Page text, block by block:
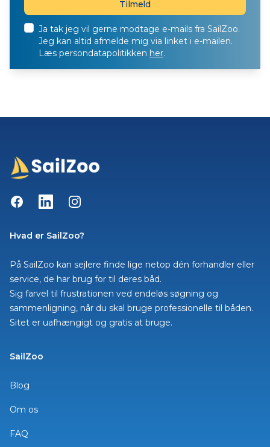
Ja tak jeg vil gerne modtage e-mails fra SailZoo.
Jeg kan altid afmelde mig via linket i e-mailen.
Læs persondatapolitikken her.
FacebookLinkedInInstagram
Hvad er SailZoo?
På SailZoo kan sejlere finde lige netop dén forhandler eller
service, de har brug for til deres båd.
Sig farvel til frustrationen ved endeløs søgning og
sammenligning, når du skal bruge professionelle til båden.
Sitet er uafhængigt og gratis at bruge.
SailZoo
Blog
Om os
FAQ